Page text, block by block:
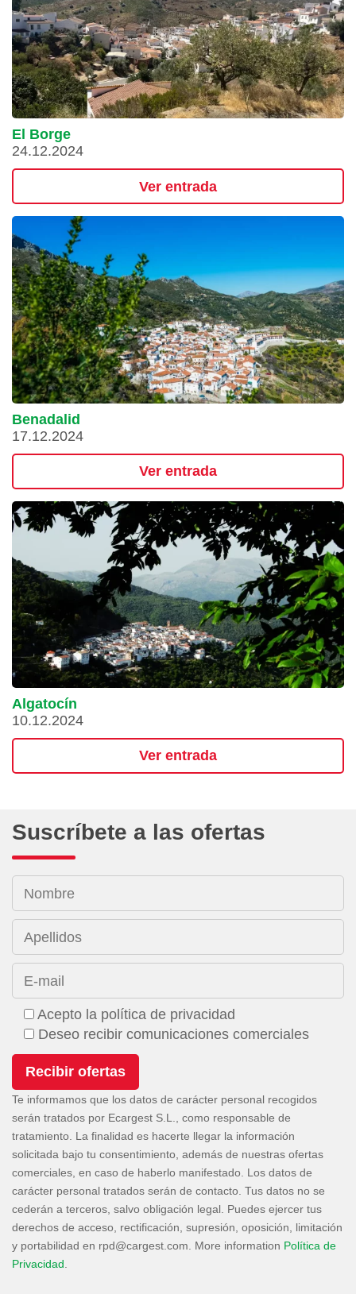
El Borge
24.12.2024
Ver entrada
Benadalid
17.12.2024
Ver entrada
Algatocín
10.12.2024
Ver entrada
Suscríbete a las ofertas
Nombre
Apellidos
E-mail
Acepto la política de privacidad
Deseo recibir comunicaciones comerciales
Te informamos que los datos de carácter personal recogidos
serán tratados por Ecargest S.L., como responsable de
tratamiento. La finalidad es hacerte llegar la información
solicitada bajo tu consentimiento, además de nuestras ofertas
comerciales, en caso de haberlo manifestado. Los datos de
carácter personal tratados serán de contacto. Tus datos no se
cederán a terceros, salvo obligación legal. Puedes ejercer tus
derechos de acceso, rectificación, supresión, oposición, limitación
y portabilidad en
. More information Política de
Privacidad